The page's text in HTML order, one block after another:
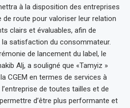
à la disposition des entreprises
route pour valoriser leur relation
clairs et évaluables, afin de
satisfaction du consommateur.
de lancement du label, le
Alj, a souligné que «Tamyiz »
CGEM en termes de services à
de toutes tailles et de
d’être plus performante et